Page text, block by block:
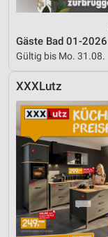
Gäste Bad 01-2026
Gültig bis Mo. 31.08.
XXXLutz